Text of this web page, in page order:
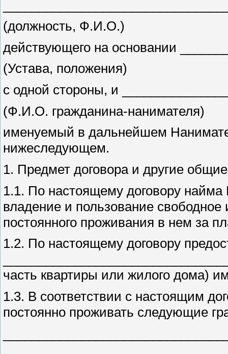
(должность, Ф.И.О.)
действующего на основании
(Устава, положения)
с одной стороны, и
(Ф.И.О. гражданина-нанимателя)
именуемый в дальнейшем
нижеследующем.
1. Предмет договора и другие
1.1. По настоящему договору
владение и пользование
постоянного проживания в нем за
1.2. По настоящему договору
часть квартиры или жилого дома)
1.3. В соответствии с настоящим
постоянно проживать следующие